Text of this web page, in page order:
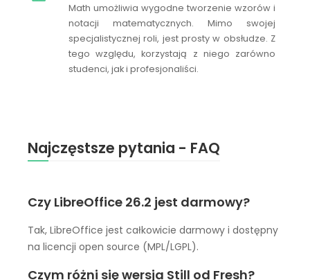
Math umożliwia wygodne tworzenie wzorów i
notacji matematycznych. Mimo swojej
specjalistycznej roli, jest prosty w obsłudze. Z
tego względu, korzystają z niego zarówno
studenci, jak i profesjonaliści.
Najczęstsze pytania - FAQ
Czy LibreOffice 26.2 jest darmowy?
Tak, LibreOffice jest całkowicie darmowy i dostępny
na licencji open source (MPL/LGPL).
Czym różni się wersja Still od Fresh?